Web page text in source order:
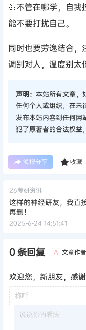
💪不管在哪学，自我
能不要打扰自己。
同时也要劳逸结合，
调别对人，温度别太
声明： 本站所有文章，
任何个人或组织，在未
发布本站内容到任何网
犯了原著者的合法权益
海报分享 收藏
26考研资讯
这样的神经研友，我直
再删！
2025-6-24 14:51:41
0 条回复 A 文章作者
欢迎您，新朋友，感谢